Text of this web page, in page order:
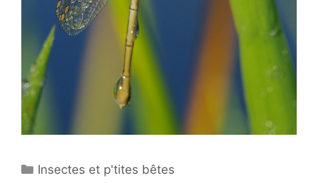
Catégories
Insectes et p'tites bêtes